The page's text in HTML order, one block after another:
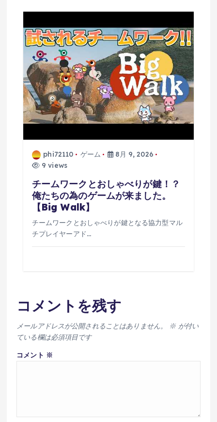
phi72110 ゲーム
8月 9, 2026
9 views
チームワークとおしゃべりが鍵！？
俺たちの為のゲームが来ました。
【Big Walk】
チームワークとおしゃべりが鍵となる協力型マル
チプレイヤーアド…
コメントを残す
メールアドレスが公開されることはありません。 ※が付い
ている欄は必須項目です
コメント ※